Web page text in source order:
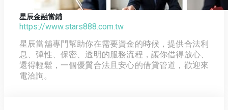
星辰金融當鋪
https://www.stars888.com.tw
星辰當舖專門幫助你在需要資金的時候，提供合法利
息、彈性、保密、透明的服務流程，讓你借得放心、
還得輕鬆，一個優質合法且安心的借貸管道，歡迎來
電洽詢。